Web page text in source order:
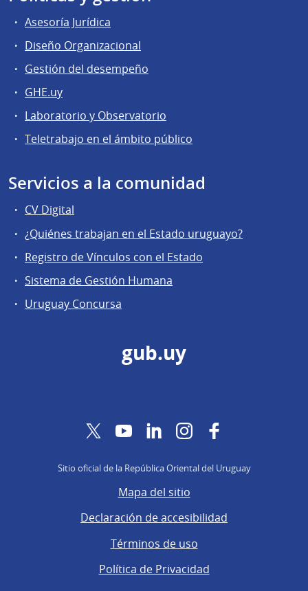
Asesoría Jurídica
Diseño Organizacional
Gestión del desempeño
GHE.uy
Laboratorio y Observatorio
Teletrabajo en el ámbito público
Servicios a la comunidad
CV Digital
¿Quiénes trabajan en el Estado uruguayo?
Registro de Vínculos con el Estado
Sistema de Gestión Humana
Uruguay Concursa
gub.uy
TwitterYouTubeLinkedInInstagram
Sitio oficial de la República Oriental del Uruguay
Mapa del sitio
Declaración de accesibilidad
Términos de uso
Política de Privacidad